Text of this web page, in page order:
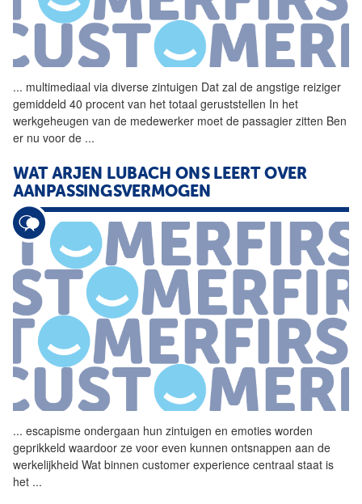
... multimediaal via diverse zintuigen Dat zal de angstige reiziger
gemiddeld 40 procent van het totaal geruststellen In het
werkgeheugen van de medewerker moet de passagier zitten Ben
er nu voor de ...
WAT ARJEN LUBACH ONS LEERT OVER
AANPASSINGSVERMOGEN
... escapisme ondergaan hun zintuigen en emoties worden
geprikkeld waardoor ze voor even kunnen ontsnappen aan de
werkelijkheid Wat binnen customer experience centraal staat is
het ...